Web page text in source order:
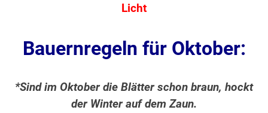
Licht
Bauernregeln für Oktober:
*Sind im Oktober die Blätter schon braun, hockt
der Winter auf dem Zaun.